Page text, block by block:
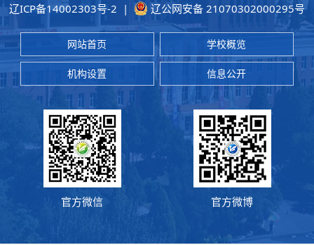
辽ICP备14002303号-2 | 辽公网安备 21070302000295号
网站首页 学校概览
机构设置 信息公开
官方微信 官方微博